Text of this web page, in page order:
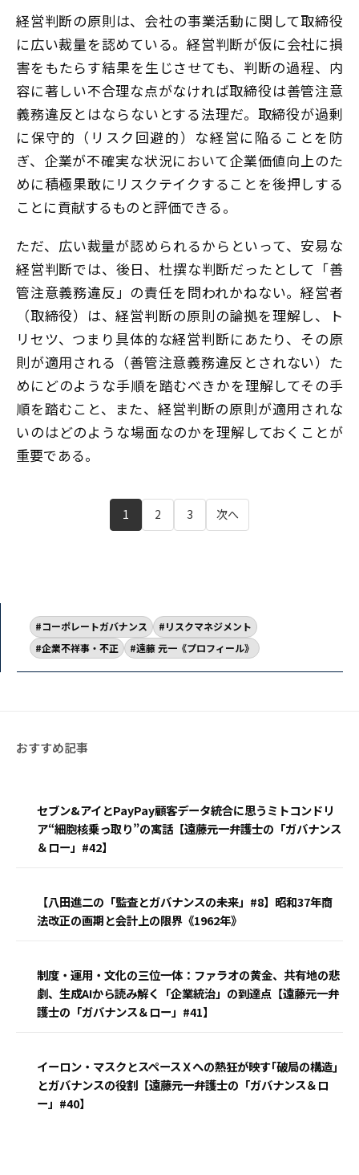
経営判断の原則は、会社の事業活動に関して取締役
に広い裁量を認めている。経営判断が仮に会社に損
害をもたらす結果を生じさせても、判断の過程、内
容に著しい不合理な点がなければ取締役は善管注意
義務違反とはならないとする法理だ。取締役が過剰
に保守的（リスク回避的）な経営に陥ることを防
ぎ、企業が不確実な状況において企業価値向上のた
めに積極果敢にリスクテイクすることを後押しする
ことに貢献するものと評価できる。
ただ、広い裁量が認められるからといって、安易な
経営判断では、後日、杜撰な判断だったとして「善
管注意義務違反」の責任を問われかねない。経営者
（取締役）は、経営判断の原則の論拠を理解し、ト
リセツ、つまり具体的な経営判断にあたり、その原
則が適用される（善管注意義務違反とされない）た
めにどのような手順を踏むべきかを理解してその手
順を踏むこと、また、経営判断の原則が適用されな
いのはどのような場面なのかを理解しておくことが
重要である。
1 2 3 次へ
コーポレートガバナンス
リスクマネジメント
企業不祥事・不正
遠藤 元一《プロフィール》
セブン&アイとPayPay顧客データ統合に思うミトコンドリ
ア“細胞核乗っ取り”の寓話【遠藤元一弁護士の「ガバナンス
＆ロー」#42】
【八田進二の「監査とガバナンスの未来」#8】昭和37年商
法改正の画期と会計上の限界《1962年》
制度・運用・文化の三位一体：ファラオの黄金、共有地の悲
劇、生成AIから読み解く「企業統治」の到達点【遠藤元一弁
護士の「ガバナンス＆ロー」#41】
イーロン・マスクとスペースＸへの熱狂が映す｢破局の構造｣
とガバナンスの役割【遠藤元一弁護士の「ガバナンス＆ロ
ー」#40】